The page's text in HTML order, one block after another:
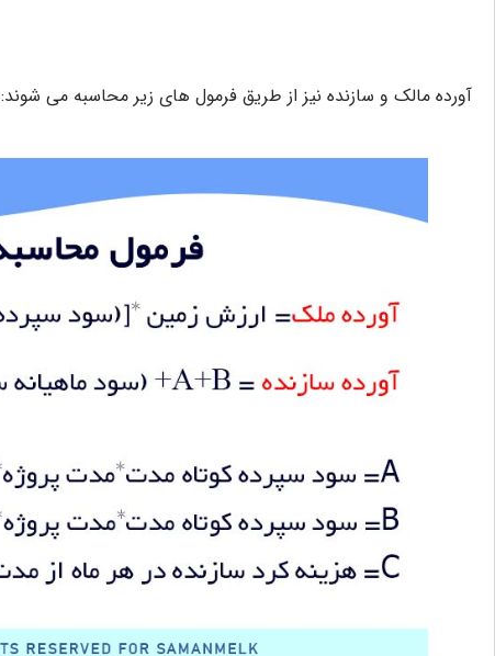
آورده مالک و سازنده نیز از طریق فرمول های زیر محاسبه می شوند: